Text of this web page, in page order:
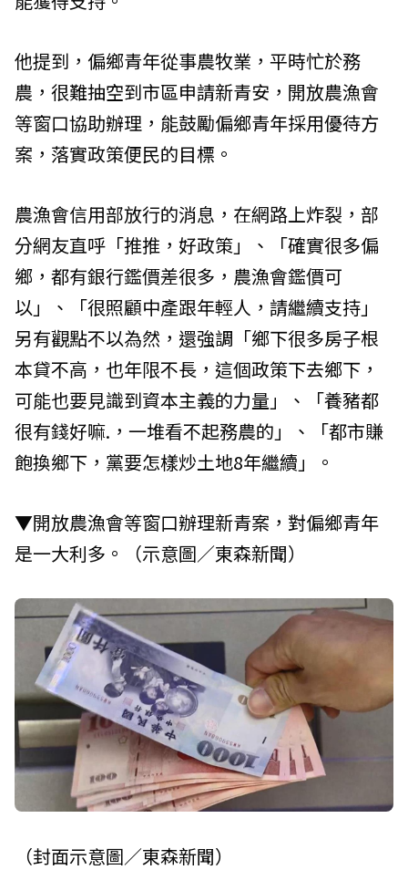
他提到，偏鄉青年從事農牧業，平時忙於務
農，很難抽空到市區申請新青安，開放農漁會
等窗口協助辦理，能鼓勵偏鄉青年採用優待方
案，落實政策便民的目標。
農漁會信用部放行的消息，在網路上炸裂，部
分網友直呼「推推，好政策」、「確實很多偏
鄉，都有銀行鑑價差很多，農漁會鑑價可
以」、「很照顧中產跟年輕人，請繼續支持」
另有觀點不以為然，還強調「鄉下很多房子根
本貸不高，也年限不長，這個政策下去鄉下，
可能也要見識到資本主義的力量」、「養豬都
很有錢好嘛.，一堆看不起務農的」、「都市賺
飽換鄉下，黨要怎樣炒土地8年繼續」。
▼開放農漁會等窗口辦理新青案，對偏鄉青年
是一大利多。（示意圖／東森新聞）
（封面示意圖／東森新聞）